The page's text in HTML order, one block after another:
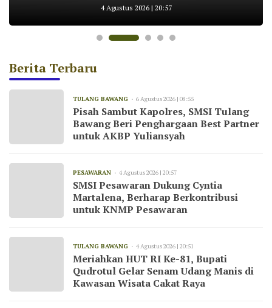
untuk AKBP Yuliansyah
KNMP Pesawaran
4 Agustus 2026 | 20:57
Wisata Cakat Raya
Tulang Bawang
Kemarau
Berita Terbaru
TULANG BAWANG 6 Agustus 2026 | 08:55
Pisah Sambut Kapolres, SMSI Tulang
Bawang Beri Penghargaan Best Partner
untuk AKBP Yuliansyah
PESAWARAN 4 Agustus 2026 | 20:57
SMSI Pesawaran Dukung Cyntia
Martalena, Berharap Berkontribusi
untuk KNMP Pesawaran
TULANG BAWANG 4 Agustus 2026 | 20:51
Meriahkan HUT RI Ke-81, Bupati
Qudrotul Gelar Senam Udang Manis di
Kawasan Wisata Cakat Raya